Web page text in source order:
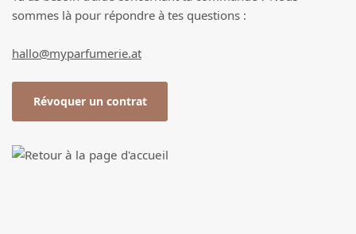
sommes là pour répondre à tes questions :
hallo@myparfumerie.at
Révoquer un contrat